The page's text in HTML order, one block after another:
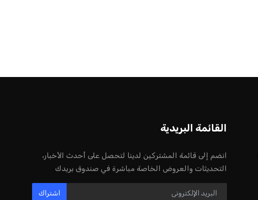
القائمة البريدية
انضم إلى قائمة المشتركين لدينا لتحصل على أحدث الأخبار،
التحديثات والعروض الخاصة مباشرة في صندوق بريدك
اشتراك